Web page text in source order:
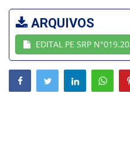
Vídeos
Webmail
Contato
ARQUIVOS
EDITAL PE SRP